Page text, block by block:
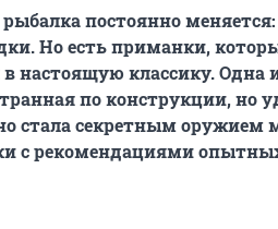
постоянно
Но есть приманки,
настоящую классику. Одна
по конструкции, но
стала секретным оружием
с рекомендациями